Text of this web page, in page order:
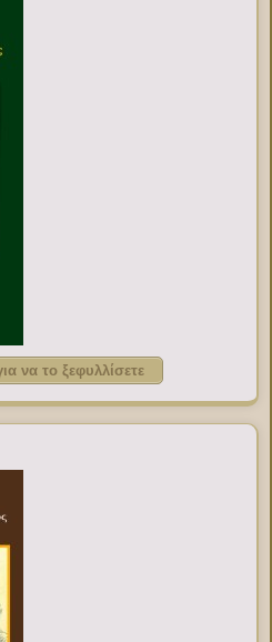
να το ξεφυλλίσετε